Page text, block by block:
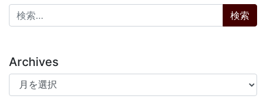
検索:
Archives
Archives